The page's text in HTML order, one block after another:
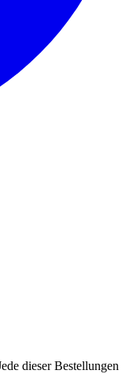
dieser Bestellungen